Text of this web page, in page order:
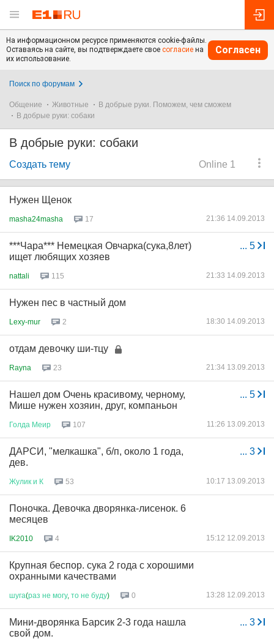
На информационном ресурсе применяются cookie-файлы.
Оставаясь на сайте, вы подтверждаете свое согласие на
их использование.
Согласен
Поиск по форумам
Общение Животные
В добрые руки. Поможем, чем сможем
В добрые руки: собаки
В добрые руки: собаки
Online 1
Создать тему
Нужен Щенок
masha24masha 17 21:36 14.09.2013
... 5
***Чара*** Немецкая Овчарка(сука,8лет)
ищет любящих хозяев
nattali 115 21:33 14.09.2013
Нужен пес в частный дом
Lexy-mur 2 18:30 14.09.2013
отдам девочку ши-тцу
Rayna 23 21:34 13.09.2013
... 5
Нашел дом Очень красивому, черному,
Мише нужен хозяин, друг, компаньон
Голда Меир 107 11:26 13.09.2013
... 3
ДАРСИ, "мелкашка", б/п, около 1 года,
дев.
Жулик и К 53 10:17 13.09.2013
Поночка. Девочка дворянка-лисенок. 6
месяцев
IK2010 4 15:12 12.09.2013
Крупная беспор. сука 2 года с хорошими
охранными качествами
шуга(раз не могу, то не буду) 0 13:28 12.09.2013
... 3
Мини-дворянка Барсик 2-3 года нашла
свой дом.